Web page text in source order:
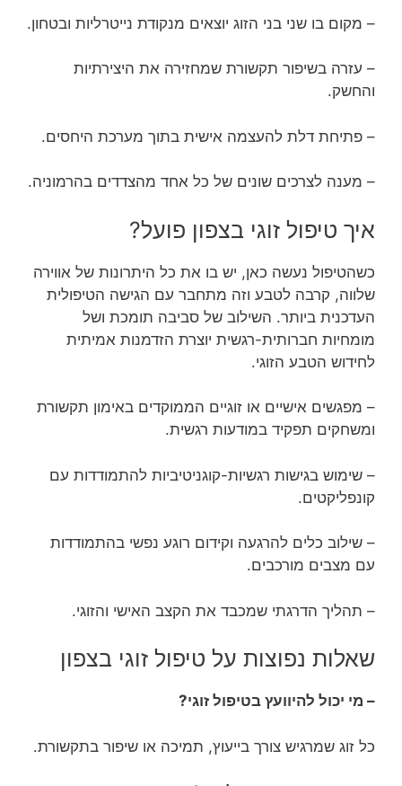
– מקום בו שני בני הזוג יוצאים מנקודת נייטרליות ובטחון.
– עזרה בשיפור תקשורת שמחזירה את היצירתיות
והחשק.
– פתיחת דלת להעצמה אישית בתוך מערכת היחסים.
– מענה לצרכים שונים של כל אחד מהצדדים בהרמוניה.
איך טיפול זוגי בצפון פועל?
כשהטיפול נעשה כאן, יש בו את כל היתרונות של אווירה
שלווה, קרבה לטבע וזה מתחבר עם הגישה הטיפולית
העדכנית ביותר. השילוב של סביבה תומכת ושל
מומחיות חברותית-רגשית יוצרת הזדמנות אמיתית
לחידוש הטבע הזוגי.
– מפגשים אישיים או זוגיים הממוקדים באימון תקשורת
ומשחקים תפקיד במודעות רגשית.
– שימוש בגישות רגשיות-קוגניטיביות להתמודדות עם
קונפליקטים.
– שילוב כלים להרגעה וקידום רוגע נפשי בהתמודדות
עם מצבים מורכבים.
– תהליך הדרגתי שמכבד את הקצב האישי והזוגי.
שאלות נפוצות על טיפול זוגי בצפון
– מי יכול להיוועץ בטיפול זוגי?
כל זוג שמרגיש צורך בייעוץ, תמיכה או שיפור בתקשורת.